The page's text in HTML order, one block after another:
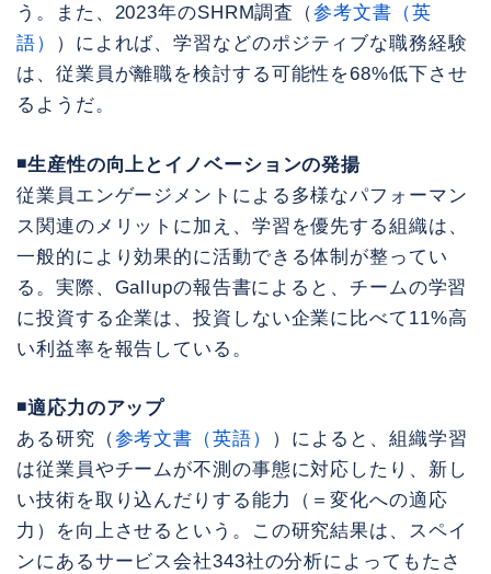
う。また、2023年のSHRM調査（参考文書（英
語）
）によれば、学習などのポジティブな職務経験
は、従業員が離職を検討する可能性を68%低下させ
るようだ。
◾️生産性の向上とイノベーションの発揚
従業員エンゲージメントによる多様なパフォーマン
ス関連のメリットに加え、学習を優先する組織は、
一般的により効果的に活動できる体制が整ってい
る。実際、Gallupの報告書によると、チームの学習
に投資する企業は、投資しない企業に比べて11%高
い利益率を報告している。
◾️適応力のアップ
ある研究（参考文書（英語）
）によると、組織学習
は従業員やチームが不測の事態に対応したり、新し
い技術を取り込んだりする能力（＝変化への適応
力）を向上させるという。この研究結果は、スペイ
ンにあるサービス会社343社の分析によってもたさ